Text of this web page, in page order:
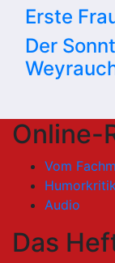
Erste
Der
Online-
Vom
Humorkritik
Audio
Das